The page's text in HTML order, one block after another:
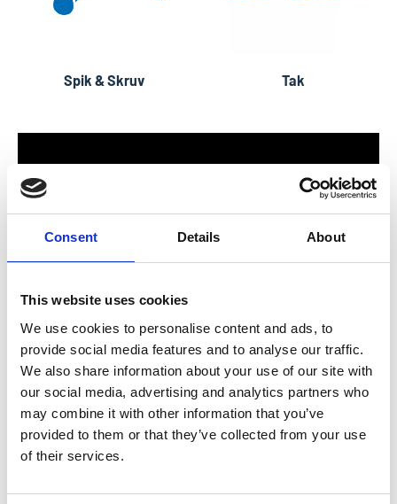
Consent Details About
This website uses cookies
We use cookies to personalise content and ads, to
provide social media features and to analyse our traffic.
We also share information about your use of our site with
our social media, advertising and analytics partners who
may combine it with other information that you’ve
provided to them or that they’ve collected from your use
of their services.
Spik & Skruv Tak
För hela familjen
2024 stod Varbergs nya butik och bygglagar klart. Förmodligen
ett av Sveriges mest välsorterade byggvaruhus som välkomnar
både dig som konsument och proffskund. Varbergs Trä har allt